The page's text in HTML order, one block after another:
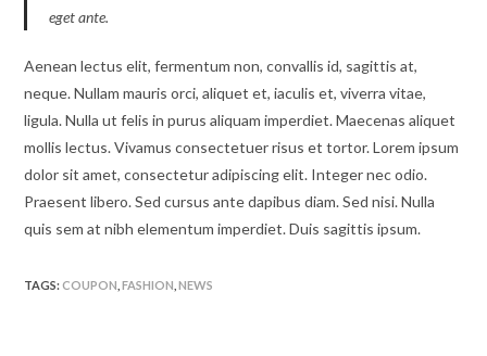
eget ante.
Aenean lectus elit, fermentum non, convallis id, sagittis at,
neque. Nullam mauris orci, aliquet et, iaculis et, viverra vitae,
ligula. Nulla ut felis in purus aliquam imperdiet. Maecenas aliquet
mollis lectus. Vivamus consectetuer risus et tortor. Lorem ipsum
dolor sit amet, consectetur adipiscing elit. Integer nec odio.
Praesent libero. Sed cursus ante dapibus diam. Sed nisi. Nulla
quis sem at nibh elementum imperdiet. Duis sagittis ipsum.
TAGS:COUPON FASHION NEWS